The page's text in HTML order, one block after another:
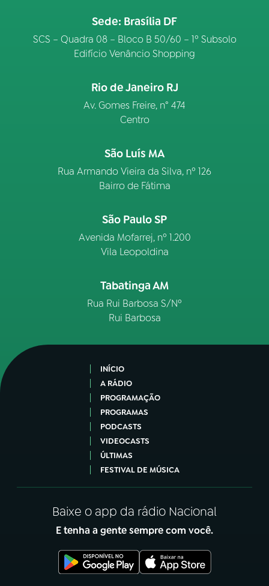
Sede: Brasília DF
SCS – Quadra 08 – Bloco B 50/60 – 1º Subsolo
Edifício Venâncio Shopping
Rio de Janeiro RJ
Av. Gomes Freire, n° 474
Centro
São Luís MA
Rua Armando Vieira da Silva, nº 126
Bairro de Fátima
São Paulo SP
Avenida Mofarrej, nº 1.200
Vila Leopoldina
Tabatinga AM
Rua Rui Barbosa S/Nº
Rui Barbosa
INÍCIO
A RÁDIO
PROGRAMAÇÃO
PROGRAMAS
PODCASTS
VIDEOCASTS
ÚLTIMAS
FESTIVAL DE MÚSICA
Baixe o app da rádio Nacional
E tenha a gente sempre com você.